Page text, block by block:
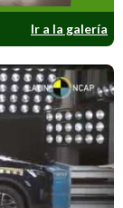
Ir a la galería